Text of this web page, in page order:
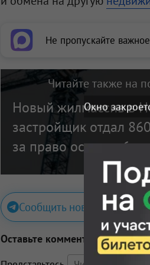
Не пропускайте
Читайте также на
Новый жилмассив в
застройщик отдал
за право освоить 6
Сообщить новость
Оставьте комментарий
Окно